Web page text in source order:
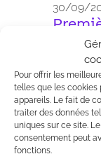
Pour offrir les
telles que les
appareils. Le fait de
traiter des données
uniques sur ce site.
consentement peut
fonctions.
30/09/
Le
2014